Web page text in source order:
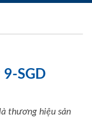
9-SGD
thương hiệu sản